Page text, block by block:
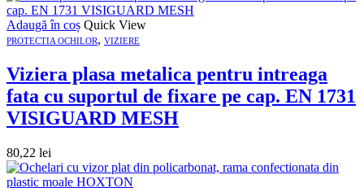
Adaugă în coș Quick View
PROTECTIA OCHILOR, VIZIERE
Viziera plasa metalica pentru intreaga
fata cu suportul de fixare pe cap. EN 1731
VISIGUARD MESH
80,22 lei